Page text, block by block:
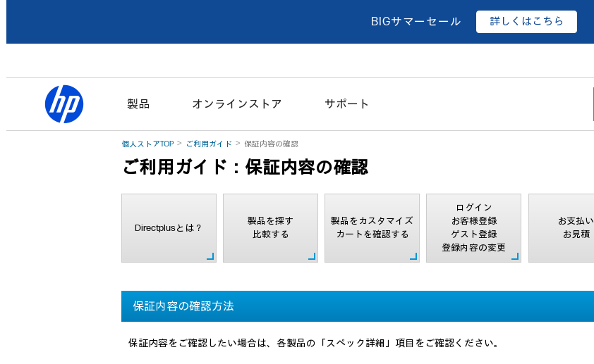
BIGサマーセール 詳しくはこちら
製品 オンラインストア サポート
個人ストアTOP ご利用ガイド 保証内容の確認
ご利用ガイド：保証内容の確認
Directplusとは？
製品を探す
比較する
製品をカスタマイズ
カートを確認する
ログイン
お客様登録
ゲスト登録
登録内容の変更
お支払い
お見積
保証内容の確認方法
保証内容をご確認したい場合は、各製品の「スペック詳細」項目をご確認ください。